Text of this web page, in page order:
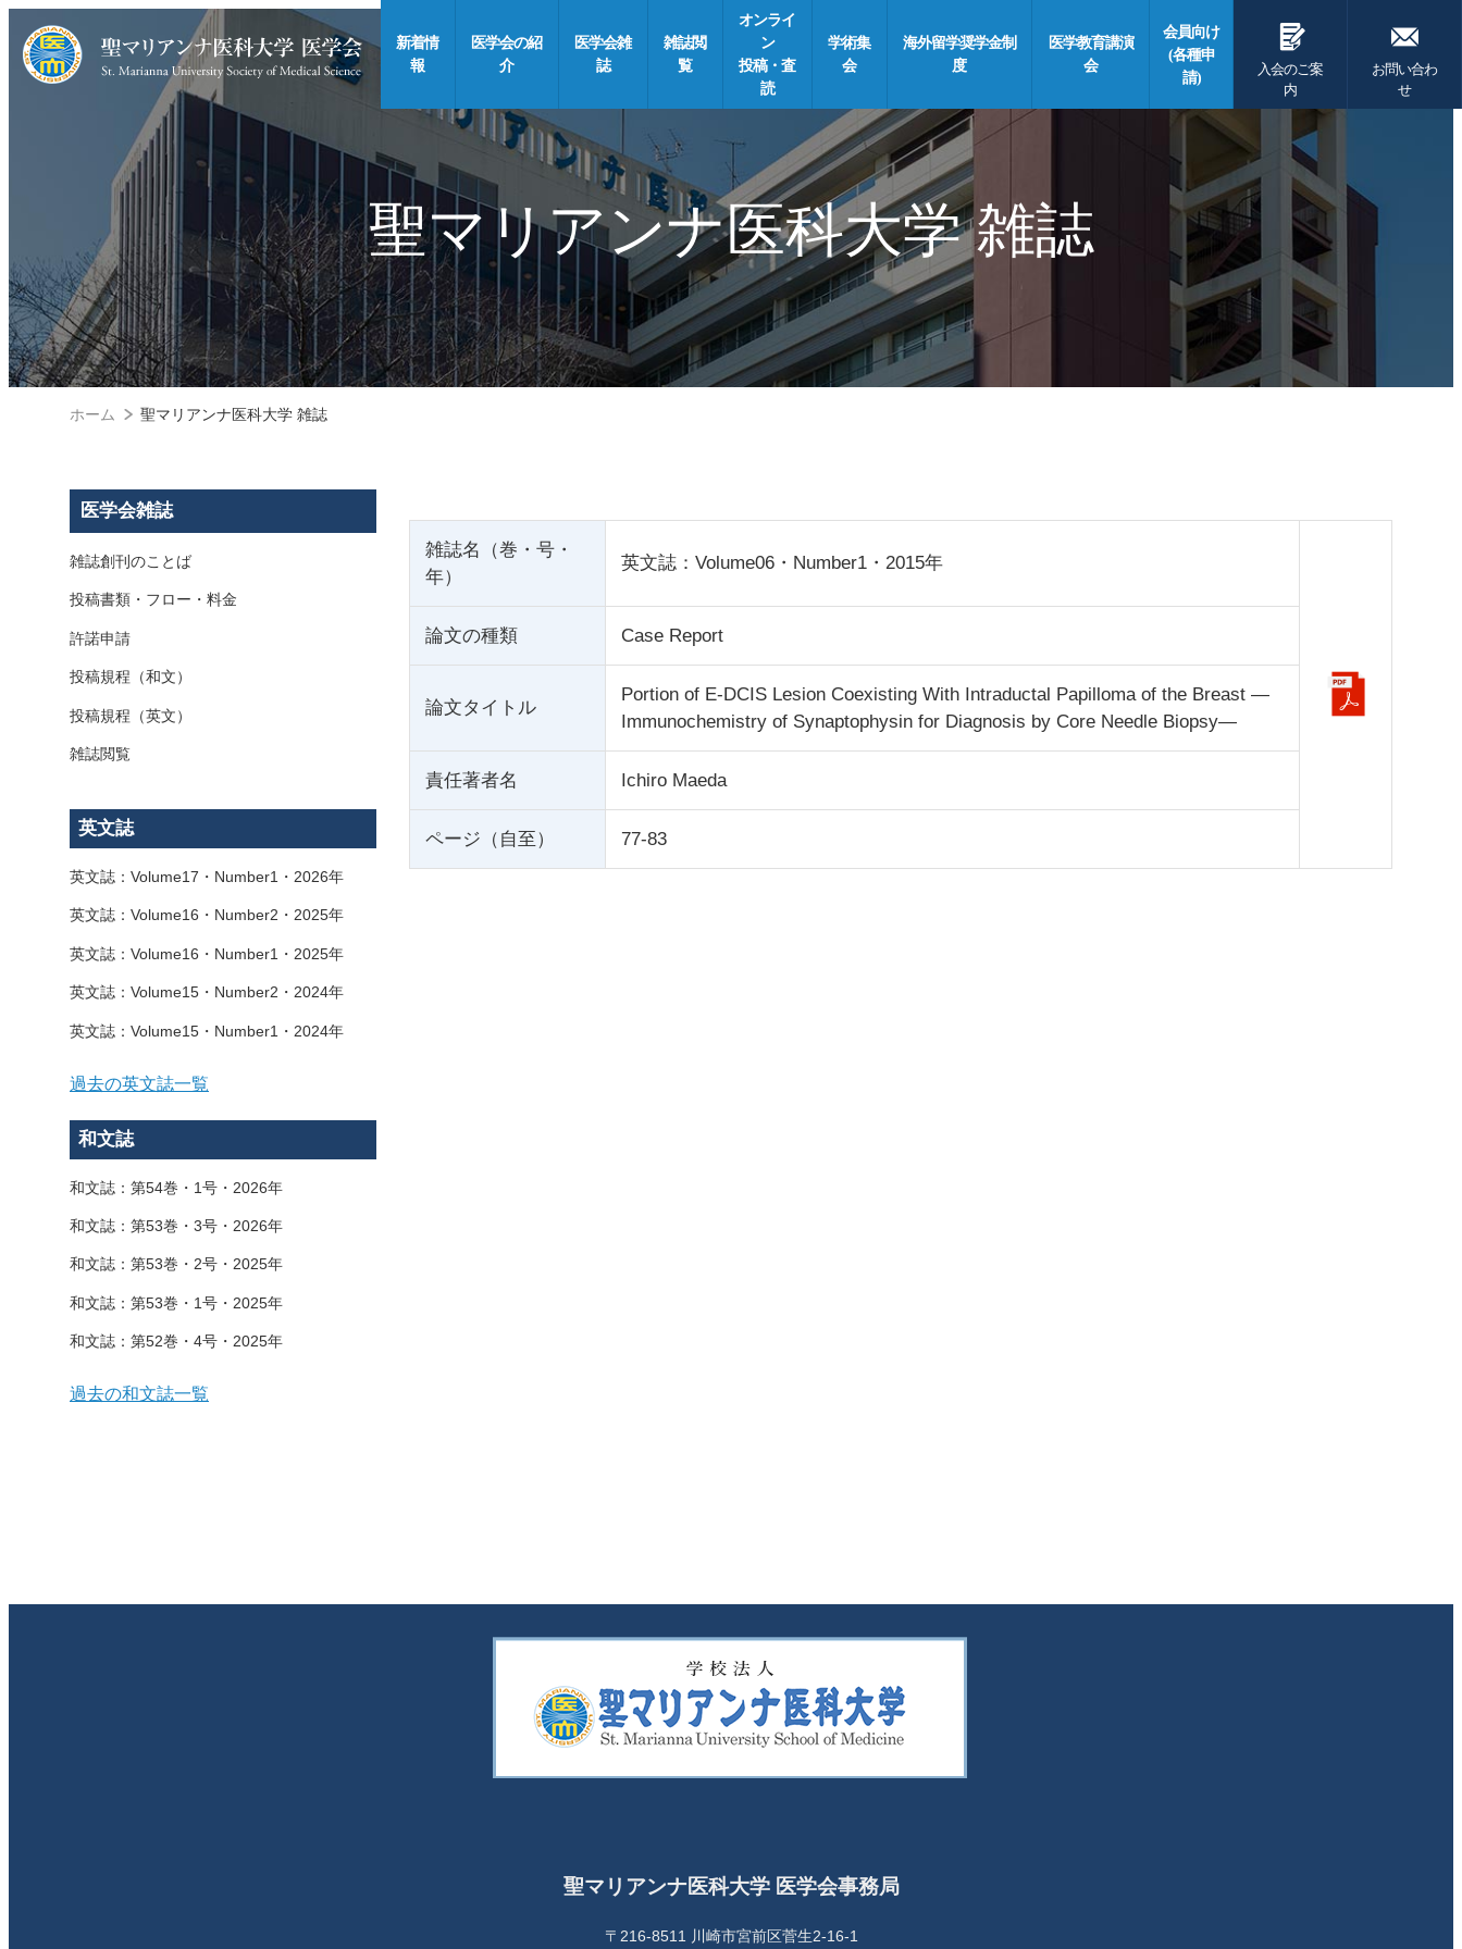
新着情
報
医学会の紹
介
医学会雑
誌
雑誌閲
覧
オンライ
ン
投稿・査
読
学術集
会
海外留学奨学金制
度
医学教育講演
会
会員向け
(各種申
請)
G
入会のご案
内
F
お問い合わ
せ
聖マリアンナ医科大学 雑誌
ホーム 聖マリアンナ医科大学 雑誌
雑誌名（巻・号・
年）
英文誌：Volume06・Number1・2015年
論文の種類 Case Report
論文タイトル
Portion of E-DCIS Lesion Coexisting With Intraductal Papilloma of the Breast —
Immunochemistry of Synaptophysin for Diagnosis by Core Needle Biopsy—
責任著者名 Ichiro Maeda
ページ（自至） 77-83
医学会雑誌
雑誌創刊のことば
投稿書類・フロー・料金
許諾申請
投稿規程（和文）
投稿規程（英文）
雑誌閲覧
英文誌
英文誌：Volume17・Number1・2026年
英文誌：Volume16・Number2・2025年
英文誌：Volume16・Number1・2025年
英文誌：Volume15・Number2・2024年
英文誌：Volume15・Number1・2024年
過去の英文誌一覧
和文誌
和文誌：第54巻・1号・2026年
和文誌：第53巻・3号・2026年
和文誌：第53巻・2号・2025年
和文誌：第53巻・1号・2025年
和文誌：第52巻・4号・2025年
過去の和文誌一覧
聖マリアンナ医科大学 医学会事務局
〒216-8511 川崎市宮前区菅生2-16-1